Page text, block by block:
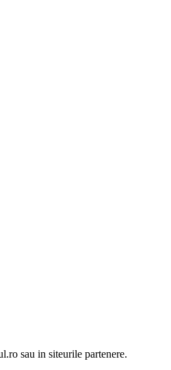
sau in siteurile partenere.